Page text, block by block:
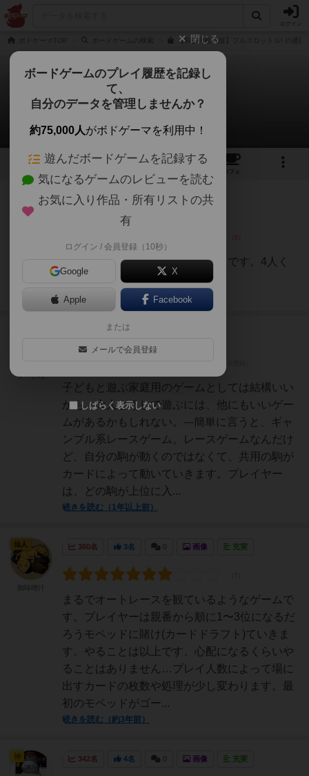
ログイン
【和訳付輸入版】フルスロットル! の通販
フルスロットル！
9件のレビュー
14 9
カフェ
79名
レース要素があるのが面白かったです。4人く
らいが楽しめると思いました。
続きを読む（1年以上前）
大賢者
子どもと遊ぶ家庭用のゲームとしては結構いい
かも。大人どうしで遊ぶには、他にもいいゲー
ムがあるかもしれない。---簡単に言うと、ギャ
ンブル系レースゲーム。レースゲームなんだけ
ど、自分の駒が動くのではなくて、共用の駒が
カードによって動いていきます。プレイヤー
は、どの駒が上位に入...
続きを読む（1年以上前）
プーさん
360名 3名 0 画像 充実
まるでオートレースを観ているようなゲームで
す。プレイヤーは親番から順に1〜3位になるだ
ろうモペッドに賭け(カードドラフト)ていきま
す。やることは以上です、心配になるくらいや
ることはありません…プレイ人数によって場に
出すカードの枚数や処理が少し変わります。最
初のモペッドがゴー...
続きを読む（約3年前）
仙人
342名 4名 0 画像 充実
神
閉じる
ボードゲームのプレイ履歴を記録し
て、
自分のデータを管理しませんか？
約75,000人がボドゲーマを利用中！
遊んだボードゲームを記録する
気になるゲームのレビューを読む
お気に入り作品・所有リストの共
有
ログイン / 会員登録（10秒）
Google X
Apple Facebook
または
メールで会員登録
しばらく表示しない